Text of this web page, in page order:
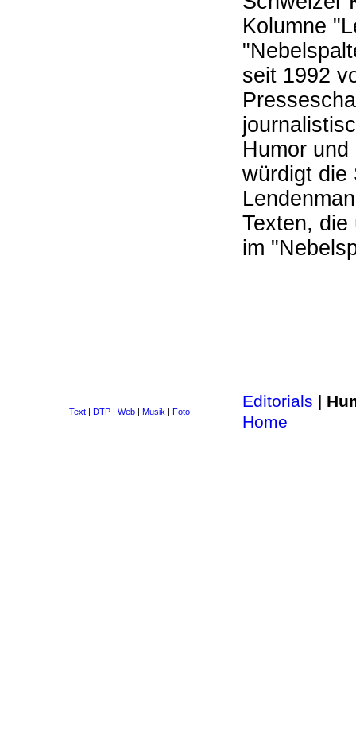
Kolumne
seit 1992
Humor
würdigt die
Texten, die
im
Text| DTP| Web| Musik | Foto
Editorials |
Home